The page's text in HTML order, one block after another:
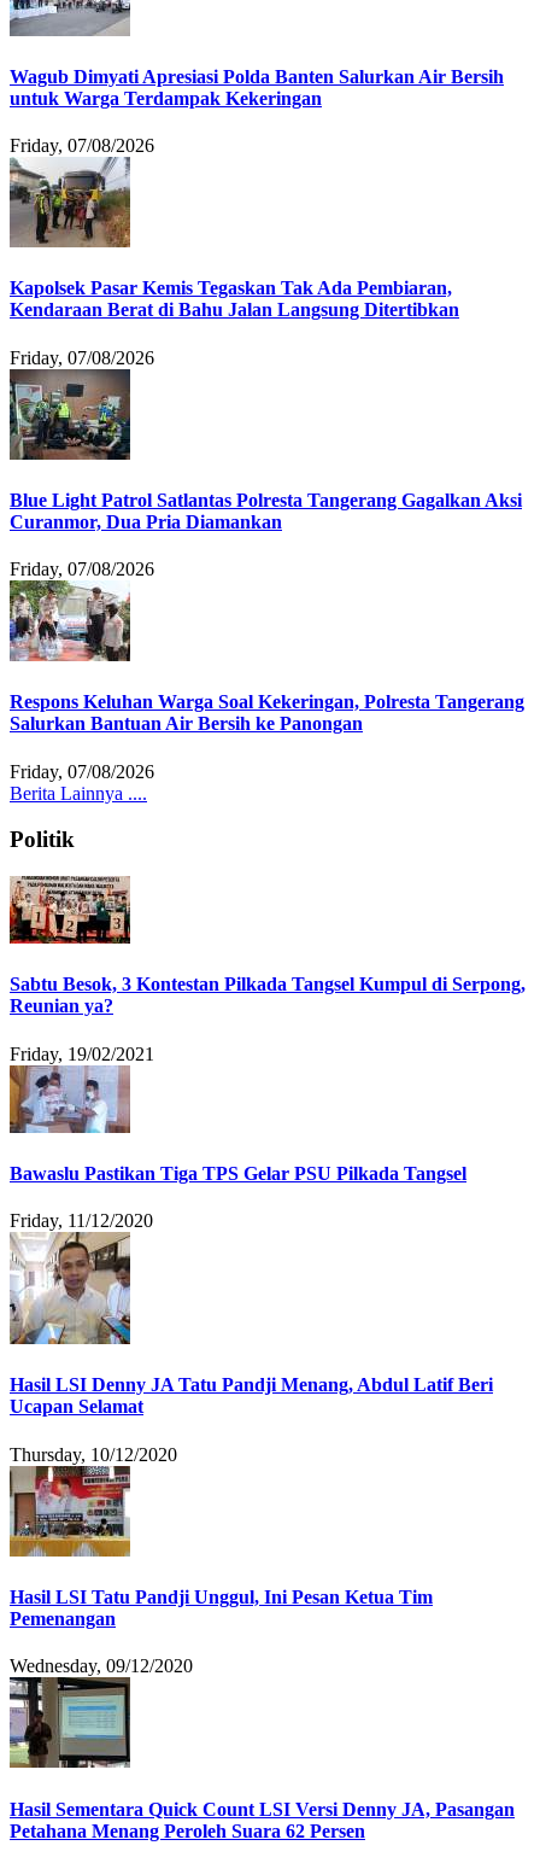
Wagub Dimyati Apresiasi Polda Banten Salurkan Air Bersih
untuk Warga Terdampak Kekeringan
Friday, 07/08/2026
Kapolsek Pasar Kemis Tegaskan Tak Ada Pembiaran,
Kendaraan Berat di Bahu Jalan Langsung Ditertibkan
Friday, 07/08/2026
Blue Light Patrol Satlantas Polresta Tangerang Gagalkan Aksi
Curanmor, Dua Pria Diamankan
Friday, 07/08/2026
Respons Keluhan Warga Soal Kekeringan, Polresta Tangerang
Salurkan Bantuan Air Bersih ke Panongan
Friday, 07/08/2026
Berita Lainnya ....
Politik
Sabtu Besok, 3 Kontestan Pilkada Tangsel Kumpul di Serpong,
Reunian ya?
Friday, 19/02/2021
Bawaslu Pastikan Tiga TPS Gelar PSU Pilkada Tangsel
Friday, 11/12/2020
Hasil LSI Denny JA Tatu Pandji Menang, Abdul Latif Beri
Ucapan Selamat
Thursday, 10/12/2020
Hasil LSI Tatu Pandji Unggul, Ini Pesan Ketua Tim
Pemenangan
Wednesday, 09/12/2020
Hasil Sementara Quick Count LSI Versi Denny JA, Pasangan
Petahana Menang Peroleh Suara 62 Persen